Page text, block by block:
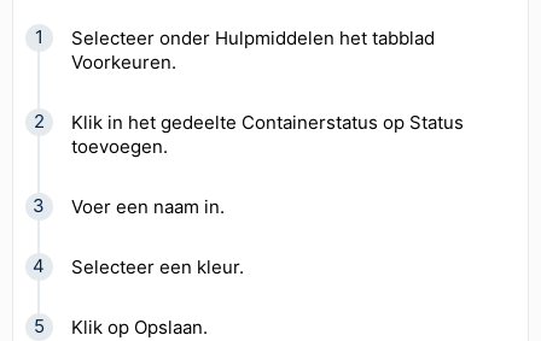
Selecteer onder Hulpmiddelen het tabblad
Voorkeuren.
Klik in het gedeelte Containerstatus op Status
toevoegen.
Voer een naam in.
Selecteer een kleur.
Klik op Opslaan.